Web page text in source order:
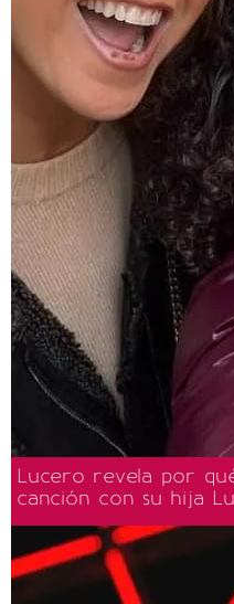
Lucero revela por
canción con su hija